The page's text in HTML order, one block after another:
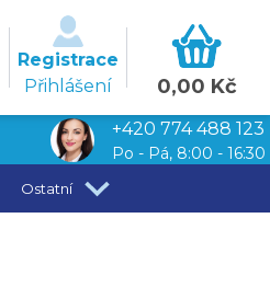
Registrace
Přihlášení
0,00 Kč
+420 774 488 123
Po - Pá, 8:00 - 16:30
Ostatní